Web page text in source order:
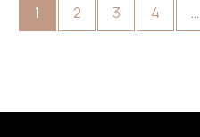
1 2 3 4 …